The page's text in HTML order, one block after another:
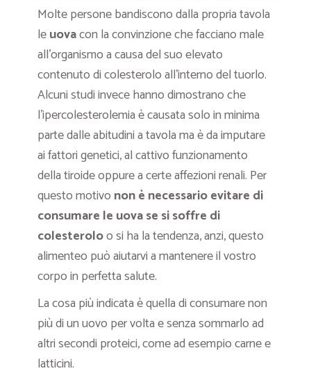
Molte persone bandiscono dalla propria tavola
leuovacon la convinzione che facciano male
all’organismo a causa del suo elevato
contenuto di colesterolo all’interno del tuorlo.
Alcuni studi invece hanno dimostrano che
l’ipercolesterolemia è causata solo in minima
parte dalle abitudini a tavola ma è da imputare
ai fattori genetici, al cattivo funzionamento
della tiroide oppure a certe affezioni renali. Per
questo motivo non è necessario evitare di
consumare le uova se si soffre di
colesteroloo si ha la tendenza, anzi, questo
alimenteo può aiutarvi a mantenere il vostro
corpo in perfetta salute.
La cosa più indicata è quella di consumare non
più di un uovo per volta e senza sommarlo ad
altri secondi proteici, come ad esempio carne e
latticini.